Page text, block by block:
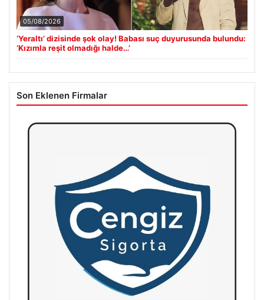
05/08/2026
‘Yeraltı’ dizisinde şok olay! Babası suç duyurusunda bulundu:
‘Kızımla reşit olmadığı halde…’
Son Eklenen Firmalar